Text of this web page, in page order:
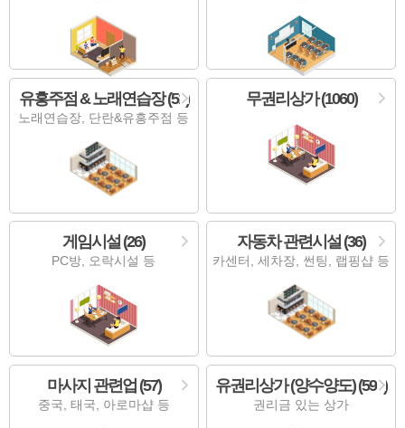
유흥주점 & 노래연습장 (51)
노래연습장, 단란&유흥주점 등
무권리상가 (1060)
게임시설 (26)
PC방, 오락시설 등
자동차 관련시설 (36)
카센터, 세차장, 썬팅, 랩핑샵 등
마사지 관련업 (57)
중국, 태국, 아로마샵 등
유권리상가 (양수양도) (594)
권리금 있는 상가